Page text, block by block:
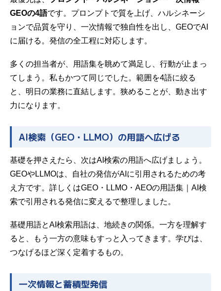
GEOの4語です。プロンプトで質を上げ、ハルシネーシ
ョンで品質を守り、一次情報で独自性を出し、GEOでAI
に届ける。発信の全工程に対応します。
多くの担当者が、用語集を眺めて満足し、行動が止まっ
てしまう。私もかつて同じでした。範囲を4語に絞る
と、明日の業務に直結します。狭めることが、動き出す
力になります。
AI検索（GEO・LLMO）の用語へ広げる
基礎を押さえたら、次はAI検索の用語へ広げましょう。
GEOやLLMOは、自社の発信がAIに引用されるための考
え方です。詳しくはGEO・LLMO・AEOの用語集｜AI検
索で引用される発信に変えるで整理しました。
基礎用語とAI検索用語は、地続きの関係。一方を理解す
ると、もう一方の意味もすっと入ってきます。学びは、
つなげるほど深く定着するもの。
一次情報と蓄積型発信